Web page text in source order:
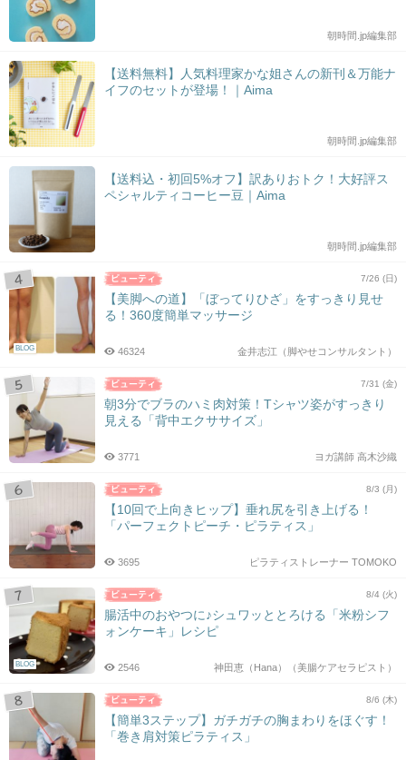
朝時間.jp編集部
【送料無料】人気料理家かな姐さんの新刊＆万能ナ
イフのセットが登場！｜Aima
朝時間.jp編集部
【送料込・初回5%オフ】訳ありおトク！大好評ス
ペシャルティコーヒー豆｜Aima
朝時間.jp編集部
BLOG
7/26 (日)
【美脚への道】「ぼってりひざ」をすっきり見せ
る！360度簡単マッサージ
金井志江（脚やせコンサルタント）
46324
7/31 (金)
朝3分でブラのハミ肉対策！Tシャツ姿がすっきり
見える「背中エクササイズ」
ヨガ講師 高木沙織
3771
8/3 (月)
【10回で上向きヒップ】垂れ尻を引き上げる！
「パーフェクトピーチ・ピラティス」
ピラティストレーナー TOMOKO
3695
BLOG
8/4 (火)
腸活中のおやつに♪シュワッととろける「米粉シフ
ォンケーキ」レシピ
神田恵（Hana）（美腸ケアセラピスト）
2546
8/6 (木)
【簡単3ステップ】ガチガチの胸まわりをほぐす！
「巻き肩対策ピラティス」